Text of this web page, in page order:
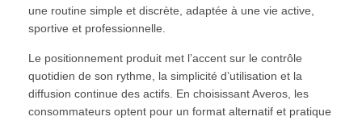
une routine simple et discrète, adaptée à une vie active,
sportive et professionnelle.
Le positionnement produit met l’accent sur le contrôle
quotidien de son rythme, la simplicité d’utilisation et la
diffusion continue des actifs. En choisissant Averos, les
consommateurs optent pour un format alternatif et pratique